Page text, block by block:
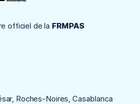
officiel de la FRMPAS
Roches-Noires, Casablanca